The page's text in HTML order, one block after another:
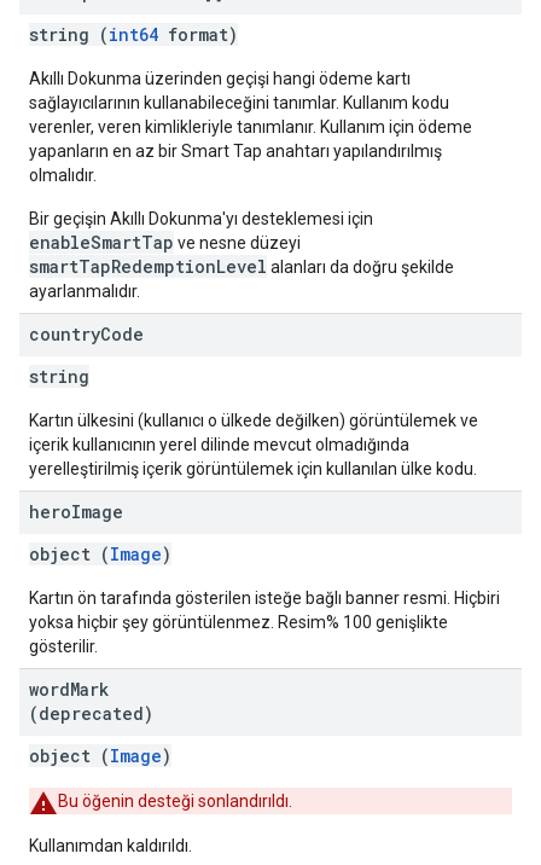
string (int64 format)
Akıllı Dokunma üzerinden geçişi hangi ödeme kartı
sağlayıcılarının kullanabileceğini tanımlar. Kullanım kodu
verenler, veren kimlikleriyle tanımlanır. Kullanım için ödeme
yapanların en az bir Smart Tap anahtarı yapılandırılmış
olmalıdır.
Bir geçişin Akıllı Dokunma'yı desteklemesi için
enableSmartTap ve nesne düzeyi
smartTapRedemptionLevel alanları da doğru şekilde
ayarlanmalıdır.
countryCode
string
Kartın ülkesini (kullanıcı o ülkede değilken) görüntülemek ve
içerik kullanıcının yerel dilinde mevcut olmadığında
yerelleştirilmiş içerik görüntülemek için kullanılan ülke kodu.
heroImage
object (Image)
Kartın ön tarafında gösterilen isteğe bağlı banner resmi. Hiçbiri
yoksa hiçbir şey görüntülenmez. Resim% 100 genişlikte
gösterilir.
wordMark
(deprecated)
object (Image)
Bu öğenin desteği sonlandırıldı.
Kullanımdan kaldırıldı.